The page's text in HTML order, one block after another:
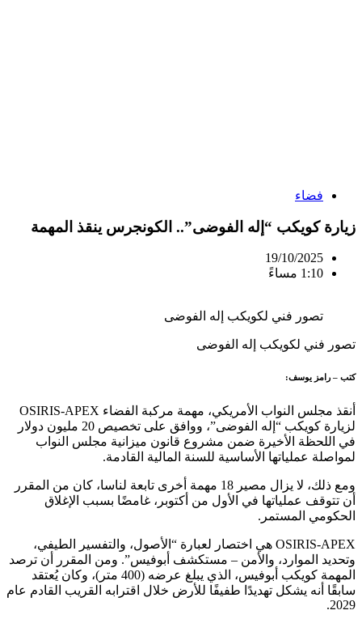
فضاء
زيارة كويكب “إله الفوضى”.. الكونجرس ينقذ المهمة
19/10/2025
1:10 مساءً
تصور فني لكويكب إله الفوضى
تصور فني لكويكب إله الفوضى
كتب – رامز يوسف:
أنقذ مجلس النواب الأمريكي، مهمة مركبة الفضاء OSIRIS-APEX
لزيارة كويكب “إله الفوضى”، ووافق على تخصيص 20 مليون دولار
في اللحظة الأخيرة ضمن مشروع قانون ميزانية مجلس النواب
لمواصلة عملياتها الأساسية للسنة المالية القادمة.
ومع ذلك، لا يزال مصير 18 مهمة أخرى تابعة لناسا، كان من المقرر
أن تتوقف عملياتها في الأول من أكتوبر، غامضًا بسبب الإغلاق
الحكومي المستمر.
OSIRIS-APEX هي اختصار لعبارة “الأصول، والتفسير الطيفي،
وتحديد الموارد، والأمن – مستكشف أبوفيس”. ومن المقرر أن ترصد
المهمة كويكب أبوفيس، الذي يبلغ عرضه (400 متر)، وكان يُعتقد
سابقًا أنه يشكل تهديدًا طفيفًا للأرض خلال اقترابه القريب القادم عام
2029.